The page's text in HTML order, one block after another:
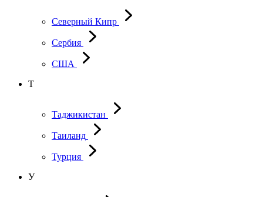
Северный Кипр
Сербия
США
Т
Таджикистан
Таиланд
Турция
У